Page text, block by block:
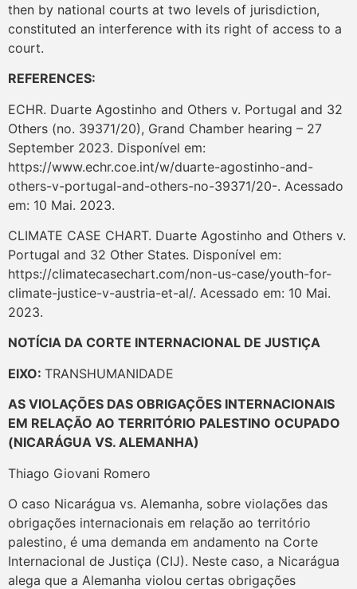
then by national courts at two levels of jurisdiction,
constituted an interference with its right of access to a
court.
REFERENCES:
ECHR. Duarte Agostinho and Others v. Portugal and 32
Others (no. 39371/20), Grand Chamber hearing – 27
September 2023. Disponível em:
https://www.echr.coe.int/w/duarte-agostinho-and-
others-v-portugal-and-others-no-39371/20-. Acessado
em: 10 Mai. 2023.
CLIMATE CASE CHART. Duarte Agostinho and Others v.
Portugal and 32 Other States. Disponível em:
https://climatecasechart.com/non-us-case/youth-for-
climate-justice-v-austria-et-al/. Acessado em: 10 Mai.
2023.
NOTÍCIA DA CORTE INTERNACIONAL DE JUSTIÇA
EIXO: TRANSHUMANIDADE
AS VIOLAÇÕES DAS OBRIGAÇÕES INTERNACIONAIS
EM RELAÇÃO AO TERRITÓRIO PALESTINO OCUPADO
(NICARÁGUA VS. ALEMANHA)
Thiago Giovani Romero
O caso Nicarágua vs. Alemanha, sobre violações das
obrigações internacionais em relação ao território
palestino, é uma demanda em andamento na Corte
Internacional de Justiça (CIJ). Neste caso, a Nicarágua
alega que a Alemanha violou certas obrigações